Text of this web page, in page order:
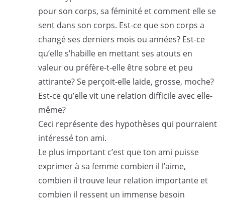
pour son corps, sa féminité et comment elle se
sent dans son corps. Est-ce que son corps a
changé ses derniers mois ou années? Est-ce
qu’elle s’habille en mettant ses atouts en
valeur ou préfère-t-elle être sobre et peu
attirante? Se perçoit-elle laide, grosse, moche?
Est-ce qu’elle vit une relation difficile avec elle-
même?
Ceci représente des hypothèses qui pourraient
intéressé ton ami.
Le plus important c’est que ton ami puisse
exprimer à sa femme combien il l’aime,
combien il trouve leur relation importante et
combien il ressent un immense besoin